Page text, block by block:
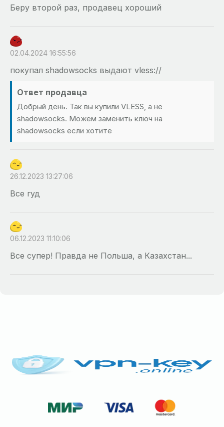
Беру второй раз, продавец хороший
02.04.2024 16:55:56
покупал shadowsocks выдают vless://
Ответ продавца
Добрый день. Так вы купили VLESS, а не
shadowsocks. Можем заменить ключ на
shadowsocks если хотите
26.12.2023 13:27:06
Все гуд
06.12.2023 11:10:06
Все супер! Правда не Польша, а Казахстан...